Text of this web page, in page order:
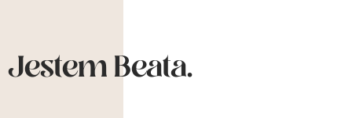
Jestem Beata.